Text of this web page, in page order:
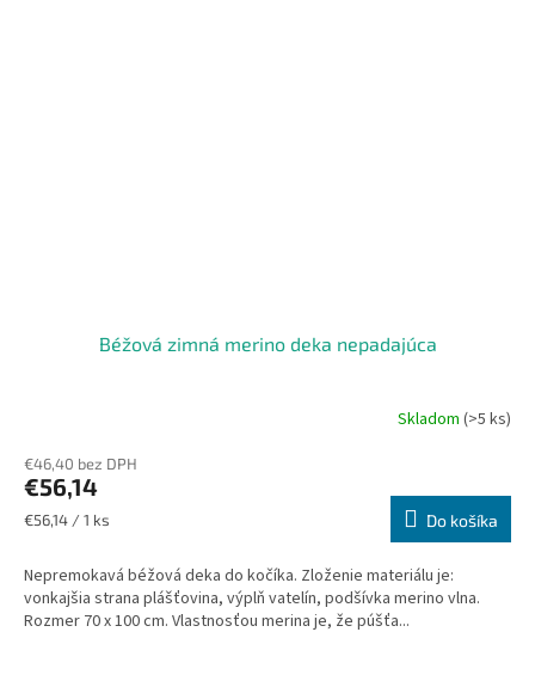
Béžová zimná merino deka nepadajúca
Skladom (>5 ks)
€46,40 bez DPH
€56,14
Jednotková
€56,14 / 1 ks Do košíka
Nepremokavá béžová deka do kočíka. Zloženie materiálu je:
vonkajšia strana plášťovina, výplň vatelín, podšívka merino vlna.
Rozmer 70 x 100 cm. Vlastnosťou merina je, že púšťa...